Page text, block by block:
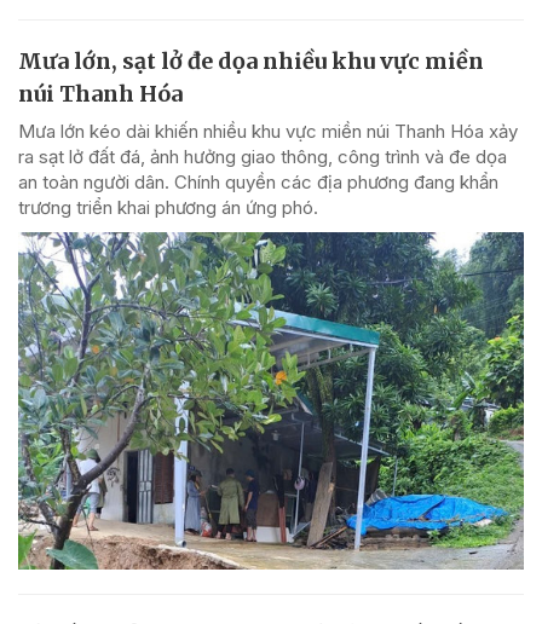
Mưa lớn, sạt lở đe dọa nhiều khu vực miền
núi Thanh Hóa
Mưa lớn kéo dài khiến nhiều khu vực miền núi Thanh Hóa xảy
ra sạt lở đất đá, ảnh hưởng giao thông, công trình và đe dọa
an toàn người dân. Chính quyền các địa phương đang khẩn
trương triển khai phương án ứng phó.